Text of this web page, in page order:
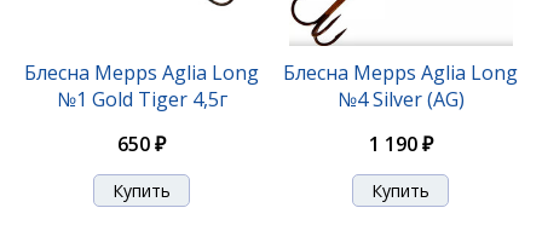
Блесна Mepps Aglia Long
№1 Gold Tiger 4,5г
650 ₽
Блесна Mepps Aglia Long
№4 Silver (AG)
1 190 ₽